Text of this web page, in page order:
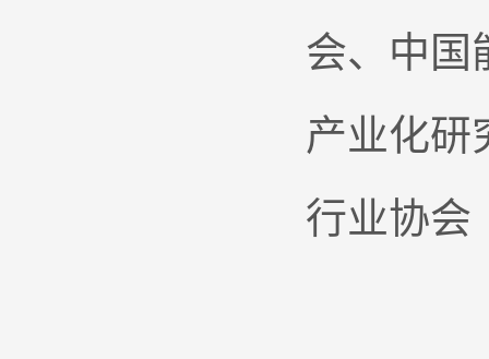
会、中国
产业化研
行业协会